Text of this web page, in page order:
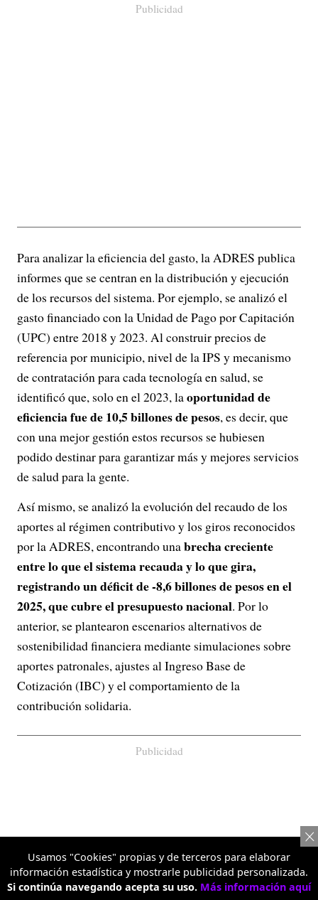
Publicidad
Para analizar la eficiencia del gasto, la ADRES publica
informes que se centran en la distribución y ejecución
de los recursos del sistema. Por ejemplo, se analizó el
gasto financiado con la Unidad de Pago por Capitación
(UPC) entre 2018 y 2023. Al construir precios de
referencia por municipio, nivel de la IPS y mecanismo
de contratación para cada tecnología en salud, se
identificó que, solo en el 2023, laoportunidad de
eficiencia fue de 10,5 billones de pesos, es decir, que
con una mejor gestión estos recursos se hubiesen
podido destinar para garantizar más y mejores servicios
de salud para la gente.
Así mismo, se analizó la evolución del recaudo de los
aportes al régimen contributivo y los giros reconocidos
por la ADRES, encontrando unabrecha creciente
entre lo que el sistema recauda y lo que gira,
registrando un déficit de -8,6 billones de pesos en el
2025, que cubre el presupuesto nacional. Por lo
anterior, se plantearon escenarios alternativos de
sostenibilidad financiera mediante simulaciones sobre
aportes patronales, ajustes al Ingreso Base de
Cotización (IBC) y el comportamiento de la
contribución solidaria.
Publicidad
Usamos "Cookies" propias y de terceros para elaborar
información estadística y mostrarle publicidad personalizada.
Si continúa navegando acepta su uso. Más información aquí